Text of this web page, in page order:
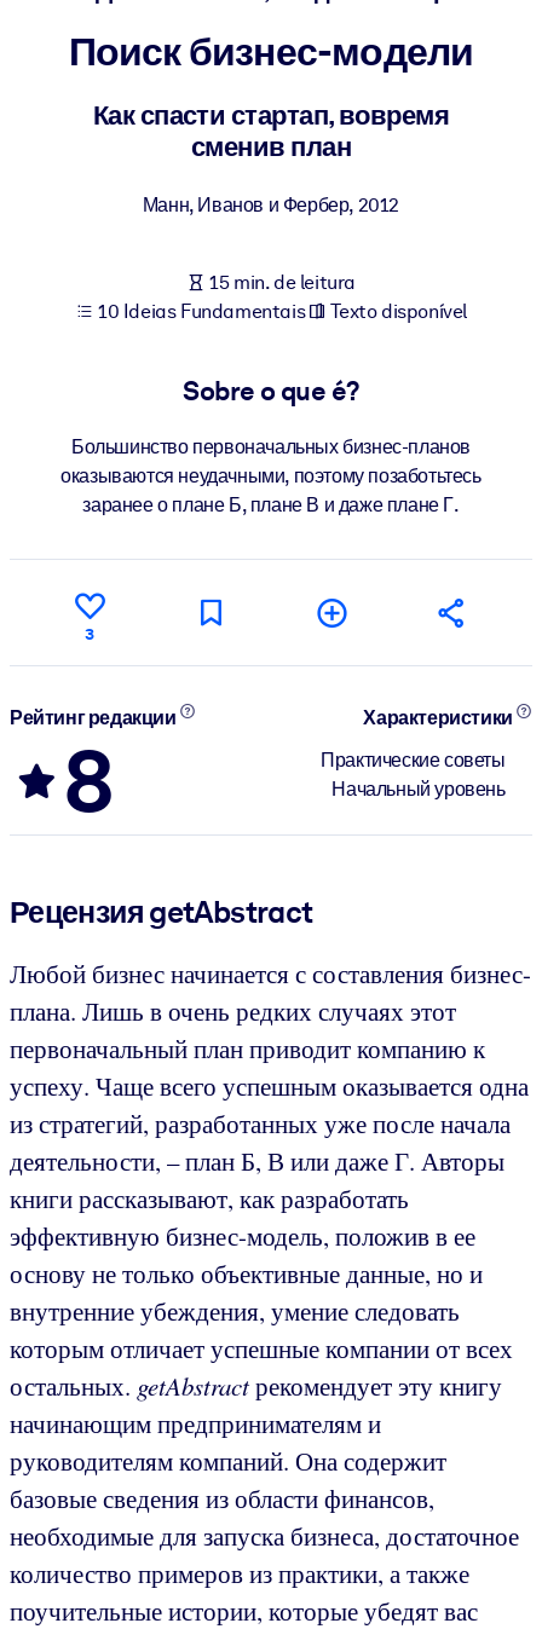
Para LMS/LXP
Leve conhecimento verificado e conciso para seu LMS/LXP para
Para bibliotecas corporativas
negócios confiável e pronto para uso.
estruturado para melhorar os resultados.
Поиск бизнес-модели
Как спасти стартап, вовремя
сменив план
Манн, Иванов и Фербер, 2012
15 min. de leitura
10 Ideias Fundamentais
Texto disponível
Sobre o que é?
Большинство первоначальных бизнес-планов
оказываются неудачными, поэтому позаботьтесь
заранее о плане Б, плане В и даже плане Г.
3
Рейтинг редакции
8
Характеристики
Практические советы
Начальный уровень
Рецензия getAbstract
Любой бизнес начинается с составления бизнес-
плана. Лишь в очень редких случаях этот
первоначальный план приводит компанию к
успеху. Чаще всего успешным оказывается одна
из стратегий, разработанных уже после начала
деятельности, – план Б, В или даже Г. Авторы
книги рассказывают, как разработать
эффективную бизнес-модель, положив в ее
основу не только объективные данные, но и
внутренние убеждения, умение следовать
которым отличает успешные компании от всех
остальных. getAbstractрекомендует эту книгу
начинающим предпринимателям и
руководителям компаний. Она содержит
базовые сведения из области финансов,
необходимые для запуска бизнеса, достаточное
количество примеров из практики, а также
поучительные истории, которые убедят вас